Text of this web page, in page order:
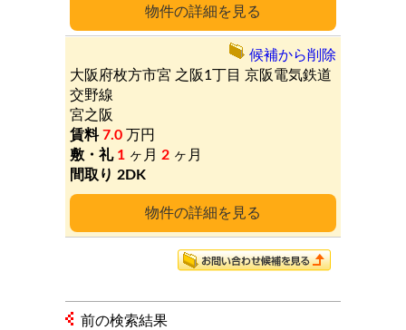
詳細
詳細
大阪府枚方市宮 之阪1丁目 京阪電気鉄道
交野線
宮之阪
7.0 万円
1 ヶ月 2 ヶ月
2DK
候補から削除
前の検索結果